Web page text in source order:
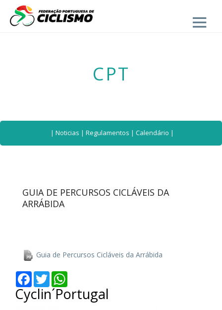
Close
CPT
| Noticias | Regulamentos | Calendário |
GUIA DE PERCURSOS CICLÁVEIS DA
ARRÁBIDA
Guia de Percursos Cicláveis da Arrábida
Facebook
Twitter
Cyclin´Portugal